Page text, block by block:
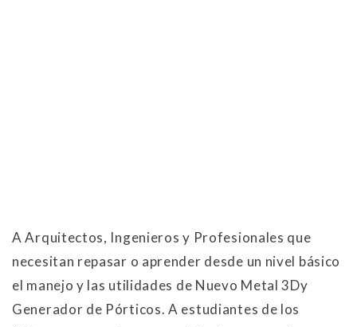
A Arquitectos, Ingenieros y Profesionales que
necesitan repasar o aprender desde un nivel básico
el manejo y las utilidades de Nuevo Metal 3Dy
Generador de Pórticos. A estudiantes de los